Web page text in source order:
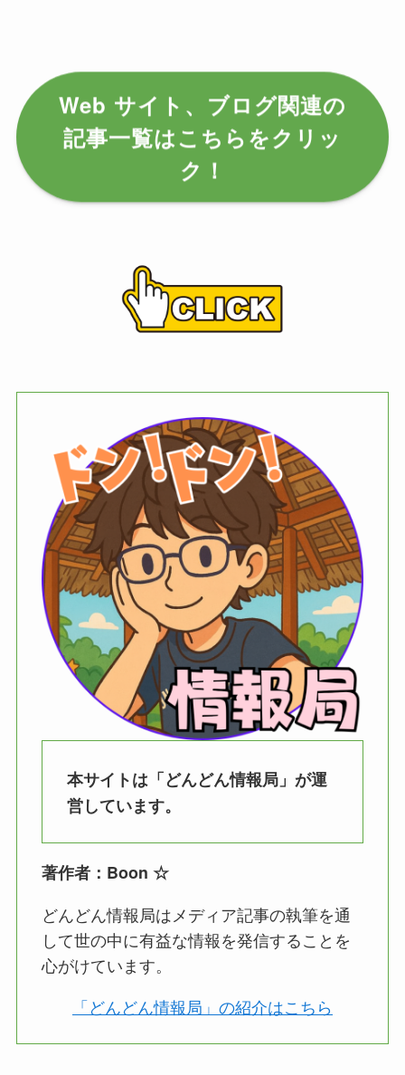
Web サイト、ブログ関連の
記事一覧はこちらをクリッ
ク！
本サイトは「どんどん情報局」が運
営しています。
著作者：Boon ☆
どんどん情報局はメディア記事の執筆を通
して世の中に有益な情報を発信することを
心がけています。
「どんどん情報局」の紹介はこちら